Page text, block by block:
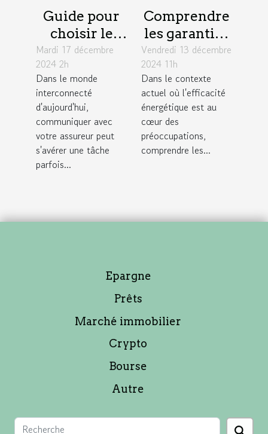
Guide pour
choisir le
meilleur
moyen de
contact avec
votre
assureur
Mardi 17 décembre
2024 2h
Dans le monde
interconnecté
d'aujourd'hui,
communiquer avec
votre assureur peut
s'avérer une tâche
parfois...
Comprendre
les garanties
d'une
assurance
pour audits
énergétiques
Vendredi 13 décembre
2024 11h
Dans le contexte
actuel où l'efficacité
énergétique est au
cœur des
préoccupations,
comprendre les...
Epargne
Prêts
Marché immobilier
Crypto
Bourse
Autre